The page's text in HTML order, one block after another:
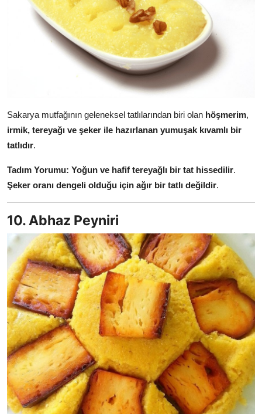
Sakarya mutfağının geleneksel tatlılarından biri olan höşmerim,
irmik, tereyağı ve şeker ile hazırlanan yumuşak kıvamlı bir
tatlıdır.
Tadım Yorumu: Yoğun ve hafif tereyağlı bir tat hissedilir.
Şeker oranı dengeli olduğu için ağır bir tatlı değildir.
10. Abhaz Peyniri